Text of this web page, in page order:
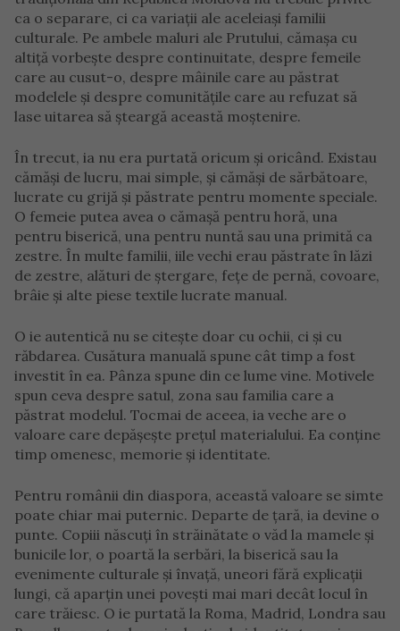
ca o separare, ci ca variații ale aceleiași familii
culturale. Pe ambele maluri ale Prutului, cămașa cu
altiță vorbește despre continuitate, despre femeile
care au cusut-o, despre mâinile care au păstrat
modelele și despre comunitățile care au refuzat să
lase uitarea să șteargă această moștenire.
În trecut, ia nu era purtată oricum și oricând. Existau
cămăși de lucru, mai simple, și cămăși de sărbătoare,
lucrate cu grijă și păstrate pentru momente speciale.
O femeie putea avea o cămașă pentru horă, una
pentru biserică, una pentru nuntă sau una primită ca
zestre. În multe familii, iile vechi erau păstrate în lăzi
de zestre, alături de ștergare, fețe de pernă, covoare,
brâie și alte piese textile lucrate manual.
O ie autentică nu se citește doar cu ochii, ci și cu
răbdarea. Cusătura manuală spune cât timp a fost
investit în ea. Pânza spune din ce lume vine. Motivele
spun ceva despre satul, zona sau familia care a
păstrat modelul. Tocmai de aceea, ia veche are o
valoare care depășește prețul materialului. Ea conține
timp omenesc, memorie și identitate.
Pentru românii din diaspora, această valoare se simte
poate chiar mai puternic. Departe de țară, ia devine o
punte. Copiii născuți în străinătate o văd la mamele și
bunicile lor, o poartă la serbări, la biserică sau la
evenimente culturale și învață, uneori fără explicații
lungi, că aparțin unei povești mai mari decât locul în
care trăiesc. O ie purtată la Roma, Madrid, Londra sau